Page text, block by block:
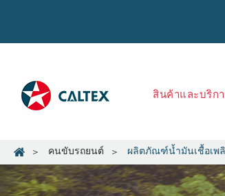
สินค้าและบริก
คนขับรถยนต์ ผลิตภัณฑ์น้ำมันเชื้อเพลิ